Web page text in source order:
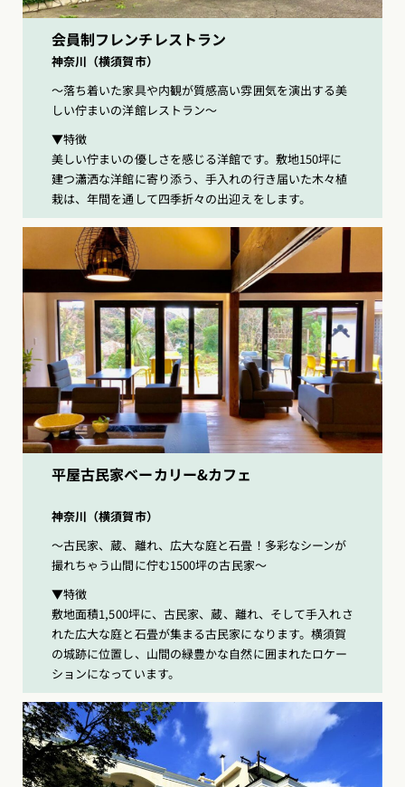
会員制フレンチレストラン
神奈川（横須賀市）
〜落ち着いた家具や内観が質感高い雰囲気を演出する美
しい佇まいの洋館レストラン〜
▼特徴
美しい佇まいの優しさを感じる洋館です。敷地150坪に
建つ瀟洒な洋館に寄り添う、手入れの行き届いた木々植
栽は、年間を通して四季折々の出迎えをします。
平屋古民家ベーカリー&カフェ
神奈川（横須賀市）
〜古民家、蔵、離れ、広大な庭と石畳！多彩なシーンが
撮れちゃう山間に佇む1500坪の古民家〜
▼特徴
敷地面積1,500坪に、古民家、蔵、離れ、そして手入れさ
れた広大な庭と石畳が集まる古民家になります。横須賀
の城跡に位置し、山間の緑豊かな自然に囲まれたロケー
ションになっています。